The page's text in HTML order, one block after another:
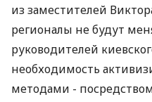
из заместителей
регионалы не будут
руководителей
необходимость
методами -